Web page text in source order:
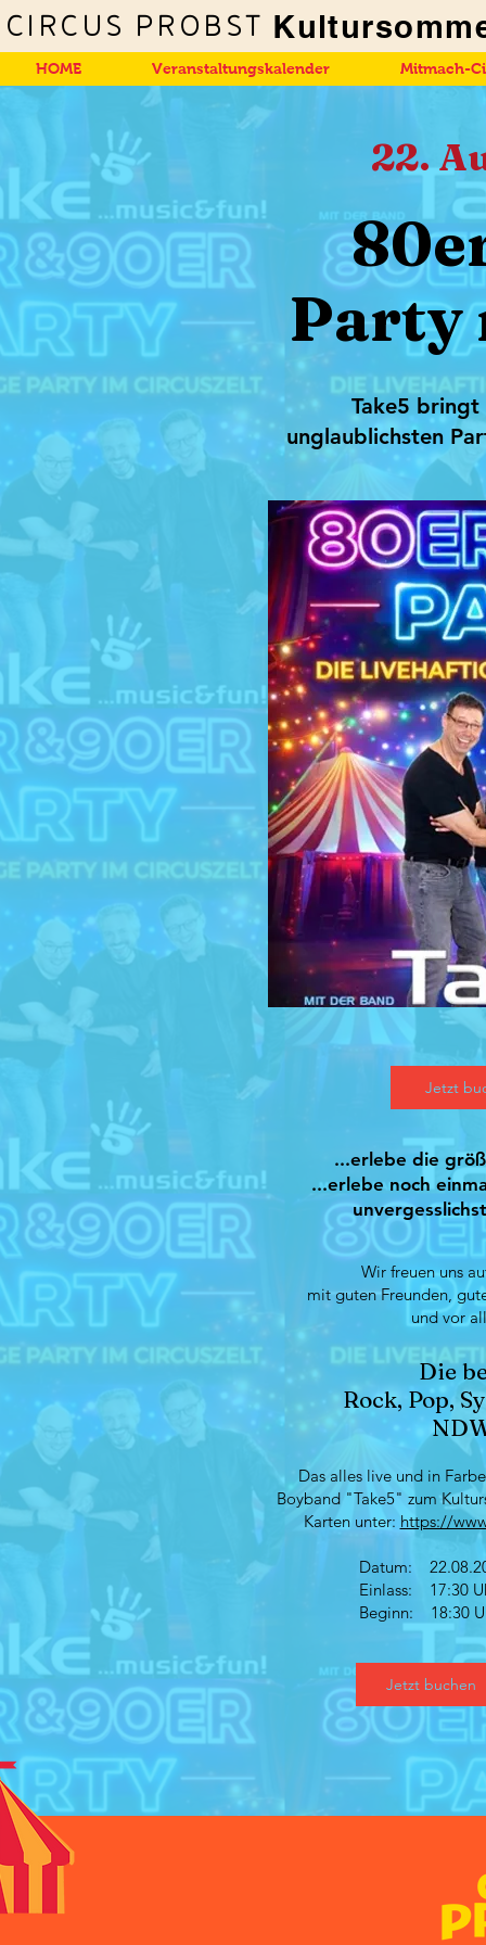
Circus Probst
HOME Veranstaltungskalender Mitmach-
22.
Party
Take5 bringt
unglaublichsten
Jetzt
...erlebe die
...erlebe noch
Wir freuen uns
mit guten Freunden,
und vor
Die
Rock, Pop,
Das alles live und in
Boyband "Take5" zum
Karten unter: https://
Datum:
Einlass: 17:30
Beginn: 18:30
Jetzt buchen